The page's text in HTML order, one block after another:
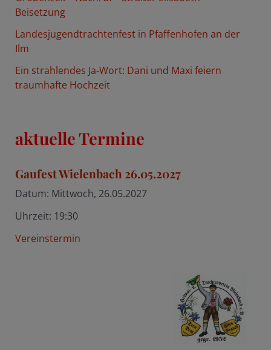
:Beisetzung
Landesjugendtrachtenfest in Pfaffenhofen an der
Ilm
Ein strahlendes Ja-Wort: Dani und Maxi feiern
traumhafte Hochzeit
aktuelle Termine
Gaufest Wielenbach 26.05.2027
Datum: Mittwoch, 26.05.2027
Uhrzeit: 19:30
Vereinstermin